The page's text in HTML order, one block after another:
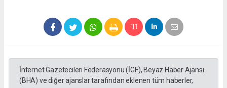
İnternet Gazetecileri Federasyonu (İGF), Beyaz Haber Ajansı
(BHA) ve diğer ajanslar tarafından eklenen tüm haberler,